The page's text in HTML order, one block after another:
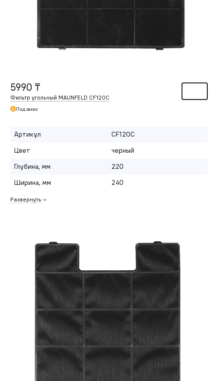
5990 ₸
Фильтр угольный MAUNFELD CF120C
Под заказ
Артикул
CF120C
Цвет
черный
Глубина, мм
220
Ширина, мм
240
Развернуть